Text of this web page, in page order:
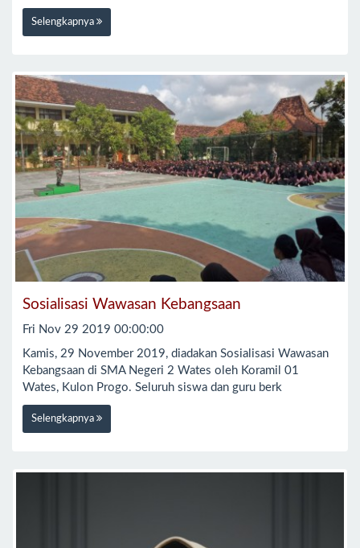
Selengkapnya
Sosialisasi Wawasan Kebangsaan
Fri Nov 29 2019 00:00:00
Kamis, 29 November 2019, diadakan Sosialisasi Wawasan
Kebangsaan di SMA Negeri 2 Wates oleh Koramil 01
Wates, Kulon Progo. Seluruh siswa dan guru berk
Selengkapnya